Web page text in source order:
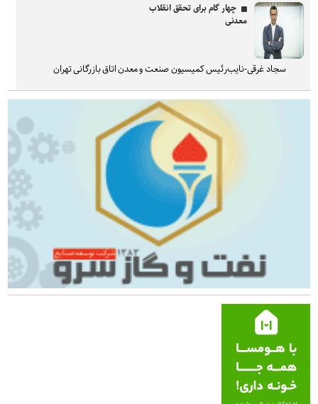
چهار گام برای تحقق انقلاب
معدنی
سجاد غرقی-نایب‌رئیس کمیسیون صنعت و معدن اتاق بازرگانی تهران